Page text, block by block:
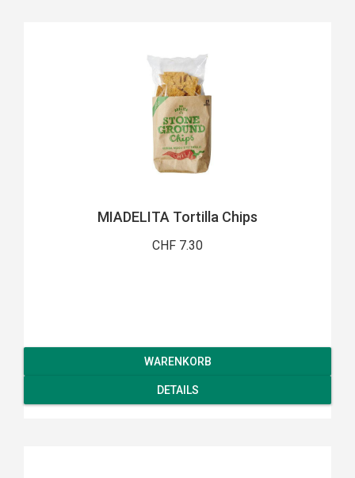
MIADELITA Tortilla Chips
CHF 7.30
WARENKORB
DETAILS